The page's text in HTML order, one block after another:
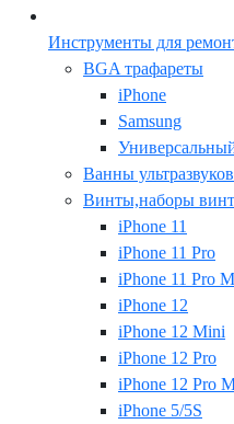
Инструменты для
BGA трафареты
iPhone
Samsung
Ванны
Винты,наборы
iPhone 11
iPhone 11 Pro
iPhone 11 Pro
iPhone 12
iPhone 12 Mini
iPhone 12 Pro
iPhone 12 Pro
iPhone 5/5S